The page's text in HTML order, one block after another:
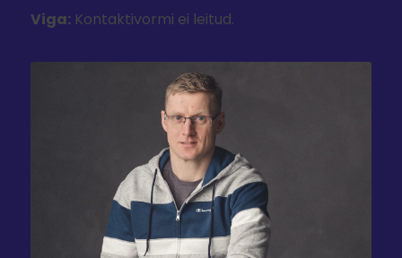
Viga:Kontaktivormi ei leitud.